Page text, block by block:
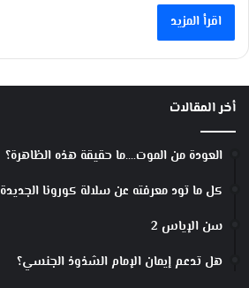
اقرأ المزيد
أخر المقالات
العودة من الموت….ما حقيقة هذه الظاهرة؟
كل ما تود معرفته عن سلالة كورونا الجديدة
سن الإياس 2
هل تدعم إيمان الإمام الشذوذ الجنسي؟